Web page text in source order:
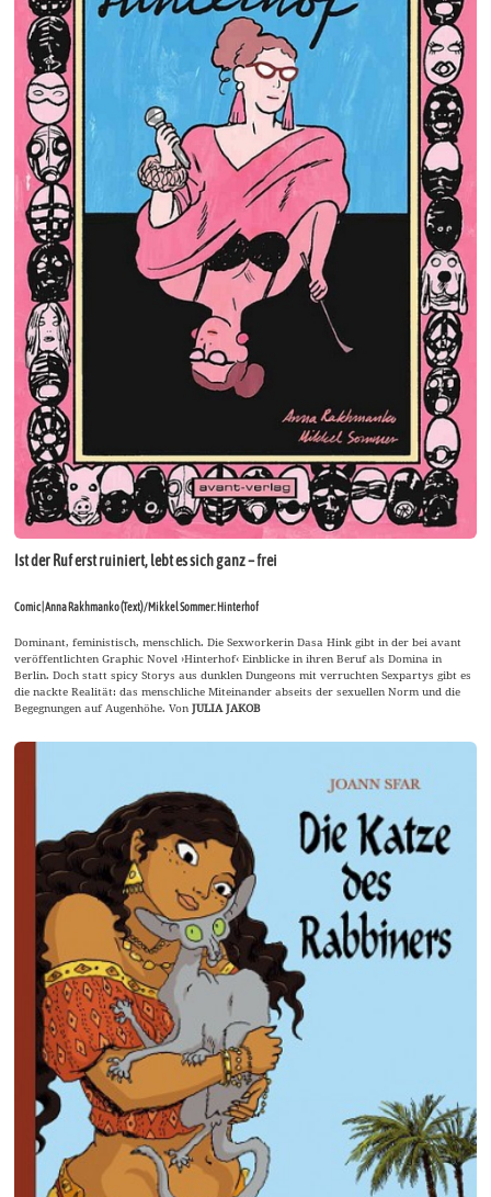
Ist der Ruf erst ruiniert, lebt es sich ganz – frei
Comic | Anna Rakhmanko (Text) / Mikkel Sommer: Hinterhof
Dominant, feministisch, menschlich. Die Sexworkerin Dasa Hink gibt in der bei avant
veröffentlichten Graphic Novel ›Hinterhof‹ Einblicke in ihren Beruf als Domina in
Berlin. Doch statt spicy Storys aus dunklen Dungeons mit verruchten Sexpartys gibt es
die nackte Realität: das menschliche Miteinander abseits der sexuellen Norm und die
Begegnungen auf Augenhöhe. VonJULIA JAKOB